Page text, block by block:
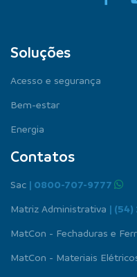
Soluções
Acesso e segurança
Bem-estar
Energia
Contatos
Sac | 0800-707-9777
Matriz Administrativa |
MatCon - Fechaduras e
MatCon - Materiais